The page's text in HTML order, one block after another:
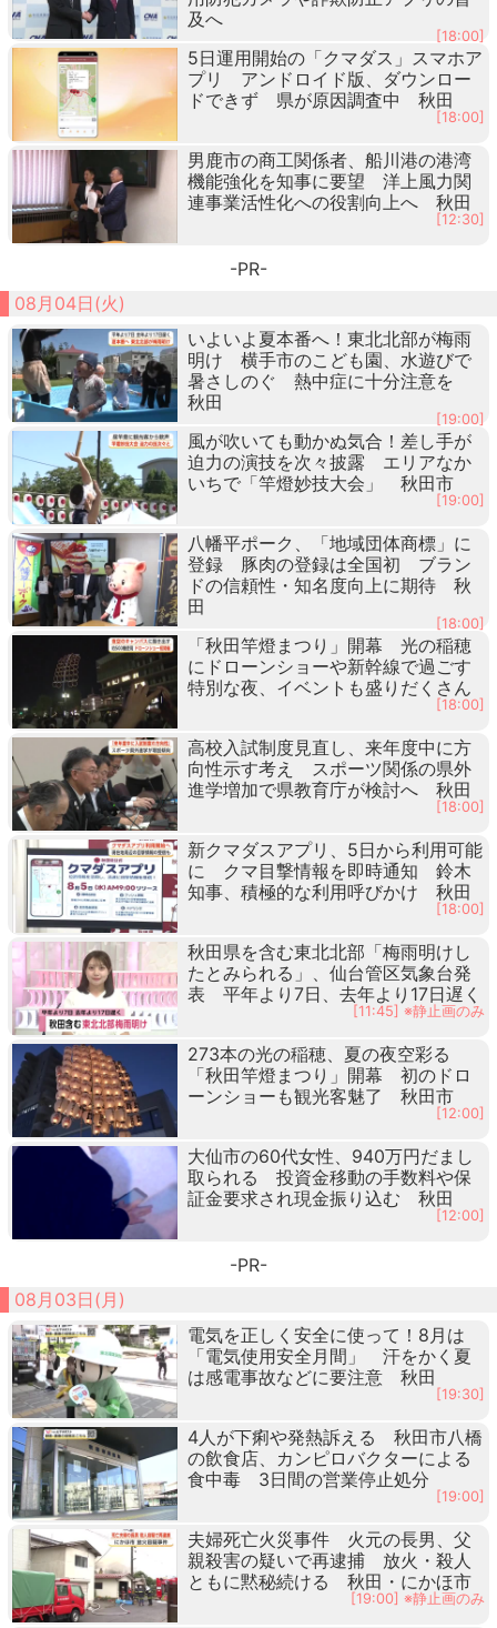
及へ
[18:00]
5日運用開始の「クマダス」スマホア
プリ アンドロイド版、ダウンロー
ドできず 県が原因調査中 秋田
[18:00]
男鹿市の商工関係者、船川港の港湾
機能強化を知事に要望 洋上風力関
連事業活性化への役割向上へ 秋田
[12:30]
-PR-
08月04日(火)
いよいよ夏本番へ！東北北部が梅雨
明け 横手市のこども園、水遊びで
暑さしのぐ 熱中症に十分注意を
秋田
[19:00]
風が吹いても動かぬ気合！差し手が
迫力の演技を次々披露 エリアなか
いちで「竿燈妙技大会」 秋田市
[19:00]
八幡平ポーク、「地域団体商標」に
登録 豚肉の登録は全国初 ブラン
ドの信頼性・知名度向上に期待 秋
田
[18:00]
「秋田竿燈まつり」開幕 光の稲穂
にドローンショーや新幹線で過ごす
特別な夜、イベントも盛りだくさん
[18:00]
高校入試制度見直し、来年度中に方
向性示す考え スポーツ関係の県外
進学増加で県教育庁が検討へ 秋田
[18:00]
新クマダスアプリ、5日から利用可能
に クマ目撃情報を即時通知 鈴木
知事、積極的な利用呼びかけ 秋田
[18:00]
秋田県を含む東北北部「梅雨明けし
たとみられる」、仙台管区気象台発
表 平年より7日、去年より17日遅く
[11:45] ※静止画のみ
273本の光の稲穂、夏の夜空彩る
「秋田竿燈まつり」開幕 初のドロ
ーンショーも観光客魅了 秋田市
[12:00]
大仙市の60代女性、940万円だまし
取られる 投資金移動の手数料や保
証金要求され現金振り込む 秋田
[12:00]
-PR-
08月03日(月)
電気を正しく安全に使って！8月は
「電気使用安全月間」 汗をかく夏
は感電事故などに要注意 秋田
[19:30]
4人が下痢や発熱訴える 秋田市八橋
の飲食店、カンピロバクターによる
食中毒 3日間の営業停止処分
[19:00]
夫婦死亡火災事件 火元の長男、父
親殺害の疑いで再逮捕 放火・殺人
ともに黙秘続ける 秋田・にかほ市
[19:00] ※静止画のみ